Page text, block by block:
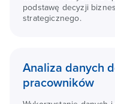
podstawę decyzji
strategicznego.
Analiza danych
pracowników